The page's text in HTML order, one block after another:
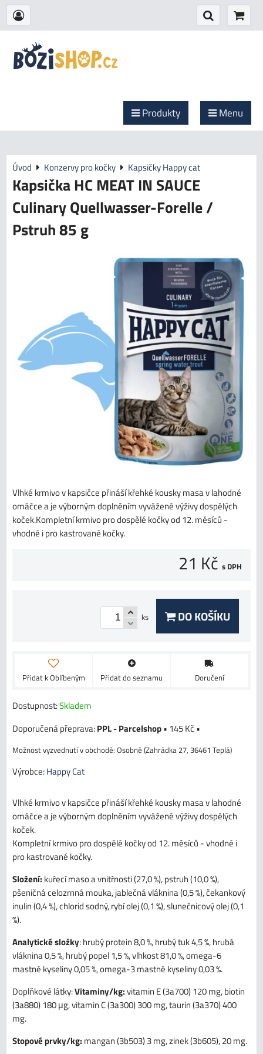
Produkty Menu
Úvod Konzervy pro kočky Kapsičky Happy cat
Kapsička HC MEAT IN SAUCE
Culinary Quellwasser-Forelle /
Pstruh 85 g
Vlhké krmivo v kapsičce přináší křehké kousky masa v lahodné
omáčce a je výborným doplněním vyvážené výživy dospělých
koček.Kompletní krmivo pro dospělé kočky od 12. měsíců -
vhodné i pro kastrované kočky.
21 Kč s DPH
ks DO KOŠÍKU
Přidat k Oblíbeným Přidat do seznamu Doručení
Dostupnost:Skladem
PPL - Parcelshop• 145 Kč •
Osobně (Zahrádka 27, 36461 Teplá)
Výrobce:Happy Cat
Vlhké krmivo v kapsičce přináší křehké kousky masa v lahodné
omáčce a je výborným doplněním vyvážené výživy dospělých
koček.
Kompletní krmivo pro dospělé kočky od 12. měsíců - vhodné i
pro kastrované kočky.
Složení: kuřecí maso a vnitřnosti (27,0 %), pstruh (10,0 %),
pšeničná celozrnná mouka, jablečná vláknina (0,5 %), čekankový
inulin (0,4 %), chlorid sodný, rybí olej (0,1 %), slunečnicový olej (0,1
%).
Analytické složky: hrubý protein 8,0 %, hrubý tuk 4,5 %, hrubá
vláknina 0,5 %, hrubý popel 1,5 %, vlhkost 81,0 %, omega-6
mastné kyseliny 0,05 %, omega-3 mastné kyseliny 0,03 %.
Doplňkové látky:Vitaminy/kg:vitamin E (3a700) 120 mg, biotin
(3a880) 180 μg, vitamin C (3a300) 300 mg, taurin (3a370) 400
mg.
Stopové prvky/kg: mangan (3b503) 3 mg, zinek (3b605), 20 mg.